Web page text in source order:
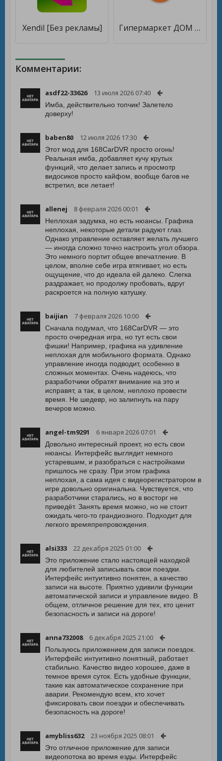
Xendil [Без рекламы] Гипермаркет ДОМ [Без рекламы]
Комментарии:
asdf22-33626 13 июля 2026 07:40
Имба, действительно топчик! Залетело
доверху!
baben80 12 июля 2026 17:30
Этот мод для 168CarDVR просто огонь!
Реальная имба, добавляет кучу крутых
функций, что делает запись и просмотр
видосиков просто кайфом, вообще багов не
встретил, все летает!
allenej 8 февраля 2026 00:01
Неплохая задумка, но есть нюансы. Графика
неплохая, некоторые детали радуют глаз.
Однако управление оставляет желать лучшего
— иногда сложно точно настроить угол обзора.
Это немного портит общее впечатление. В
целом, вполне себе игра втягивает, но есть
ощущение, что до идеала ей далеко. Слегка
раздражает, но продолжу пробовать, вдруг
раскроется на полную катушку.
baijian 7 февраля 2026 10:00
Сначала подумал, что 168CarDVR — это
просто очередная игра, но тут есть свои
фишки! Например, графика на удивление
неплохая для мобильного формата. Однако
управление иногда подводит, особенно в
сложных моментах. Очень надеюсь, что
разработчики обратят внимание на это и
исправят, а так, в целом, неплохо провести
время. Не шедевр, но залипнуть на пару
вечеров можно.
angel-tm9291 6 января 2026 07:01
Довольно интересный проект, но есть свои
нюансы. Интерфейс выглядит немного
устаревшим, и разобраться с настройками
пришлось не сразу. При этом графика
неплохая, а сама идея с видеорегистратором в
игре довольно оригинальна. Чувствуется, что
разработчики старались, но в восторг не
приведёт. Занять время можно, но не стоит
ожидать чего-то грандиозного. Подходит для
легкого времяпрепровождения.
alsi333 22 декабря 2025 01:00
Это приложение стало настоящей находкой
для любителей записывать свои поездки.
Интерфейс интуитивно понятен, а качество
записи на высоте. Приятно удивили функции
автоматической записи и управление видео. В
общем, отличное решение для тех, кто ценит
безопасность и записи на дороге!
anna732008 6 декабря 2025 21:00
Пользуюсь приложением для записи поездок.
Интерфейс интуитивно понятный, работает
стабильно. Качество видео хорошее, даже в
темное время суток. Есть удобные функции,
такие как автоматическое сохранение при
аварии. Рекомендую всем, кто хочет
фиксировать свои поездки и обеспечивать
безопасность на дороге!
amybliss632 23 ноября 2025 08:01
Это отличное приложение для записи
видеопотока во время езды. Интерфейс